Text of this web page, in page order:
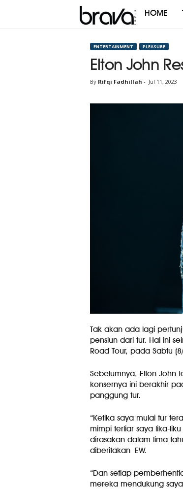
Brava
HOME
ENTERTAINMENT PLEASURE
Elton John
By Rifqi Fadhillah - Jul 11, 2023
Tak akan ada lagi
pensiun dari tur. Hal ini
Road Tour, pada Sabtu
Sebelumnya, Elton John
konsernya ini berakhir
panggung tur.
“Ketika saya mulai tur
mimpi terliar saya lika-
dirasakan dalam lima
diberitakan EW.
“Dan setiap
mereka mendukung